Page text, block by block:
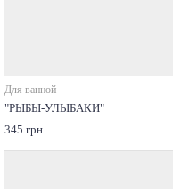
Для ванной
"РЫБЫ-УЛЫБАКИ"
345 грн